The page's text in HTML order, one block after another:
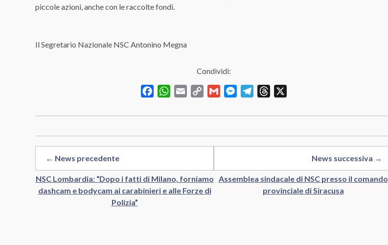
piccole azioni, anche con le raccolte fondi.
Il Segretario Nazionale NSC Antonino Megna
Condividi:
FacebookWhatsApp
Email
Copy
Gmail MessengerTelegramThreads
← News precedente
NSC Lombardia: “Dopo i fatti di Milano, forniamo
dashcam e bodycam ai carabinieri e alle Forze di
Polizia”
News successiva →
Assemblea sindacale di NSC presso il comando
provinciale di Siracusa